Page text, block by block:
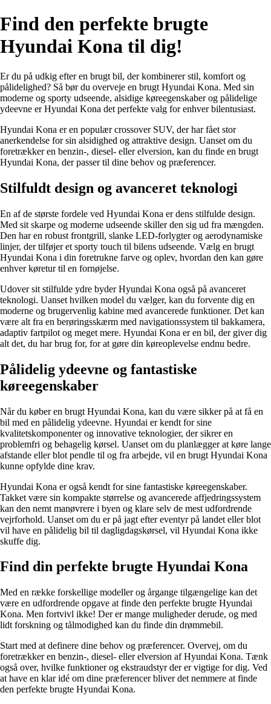
Find den perfekte brugte
Hyundai Kona til dig!
Er du på udkig efter en brugt bil, der kombinerer stil, komfort og
pålidelighed? Så bør du overveje en brugt Hyundai Kona. Med sin
moderne og sporty udseende, alsidige køreegenskaber og pålidelige
ydeevne er Hyundai Kona det perfekte valg for enhver bilentusiast.
Hyundai Kona er en populær crossover SUV, der har fået stor
anerkendelse for sin alsidighed og attraktive design. Uanset om du
foretrækker en benzin-, diesel- eller elversion, kan du finde en brugt
Hyundai Kona, der passer til dine behov og præferencer.
Stilfuldt design og avanceret teknologi
En af de største fordele ved Hyundai Kona er dens stilfulde design.
Med sit skarpe og moderne udseende skiller den sig ud fra mængden.
Den har en robust frontgrill, slanke LED-forlygter og aerodynamiske
linjer, der tilføjer et sporty touch til bilens udseende. Vælg en brugt
Hyundai Kona i din foretrukne farve og oplev, hvordan den kan gøre
enhver køretur til en fornøjelse.
Udover sit stilfulde ydre byder Hyundai Kona også på avanceret
teknologi. Uanset hvilken model du vælger, kan du forvente dig en
moderne og brugervenlig kabine med avancerede funktioner. Det kan
være alt fra en berøringsskærm med navigationssystem til bakkamera,
adaptiv fartpilot og meget mere. Hyundai Kona er en bil, der giver dig
alt det, du har brug for, for at gøre din køreoplevelse endnu bedre.
Pålidelig ydeevne og fantastiske
køreegenskaber
Når du køber en brugt Hyundai Kona, kan du være sikker på at få en
bil med en pålidelig ydeevne. Hyundai er kendt for sine
kvalitetskomponenter og innovative teknologier, der sikrer en
problemfri og behagelig kørsel. Uanset om du planlægger at køre lange
afstande eller blot pendle til og fra arbejde, vil en brugt Hyundai Kona
kunne opfylde dine krav.
Hyundai Kona er også kendt for sine fantastiske køreegenskaber.
Takket være sin kompakte størrelse og avancerede affjedringssystem
kan den nemt manøvrere i byen og klare selv de mest udfordrende
vejrforhold. Uanset om du er på jagt efter eventyr på landet eller blot
vil have en pålidelig bil til dagligdagskørsel, vil Hyundai Kona ikke
skuffe dig.
Find din perfekte brugte Hyundai Kona
Med en række forskellige modeller og årgange tilgængelige kan det
være en udfordrende opgave at finde den perfekte brugte Hyundai
Kona. Men fortvivl ikke! Der er mange muligheder derude, og med
lidt forskning og tålmodighed kan du finde din drømmebil.
Start med at definere dine behov og præferencer. Overvej, om du
foretrækker en benzin-, diesel- eller elversion af Hyundai Kona. Tænk
også over, hvilke funktioner og ekstraudstyr der er vigtige for dig. Ved
at have en klar idé om dine præferencer bliver det nemmere at finde
den perfekte brugte Hyundai Kona.